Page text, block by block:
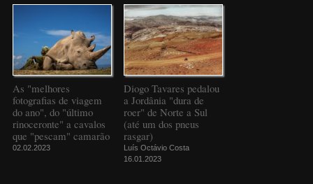
As "melhores
fotografias de viagem
do ano", do "último
rinoceronte" a cavalos
que "pescam" camarão
02.02.2023
Diogo Tavares pedalou
a Jordânia "dura de
roer" de Norte a Sul
(até um dos pneus
rasgar)
Luís Octávio Costa
16.01.2023